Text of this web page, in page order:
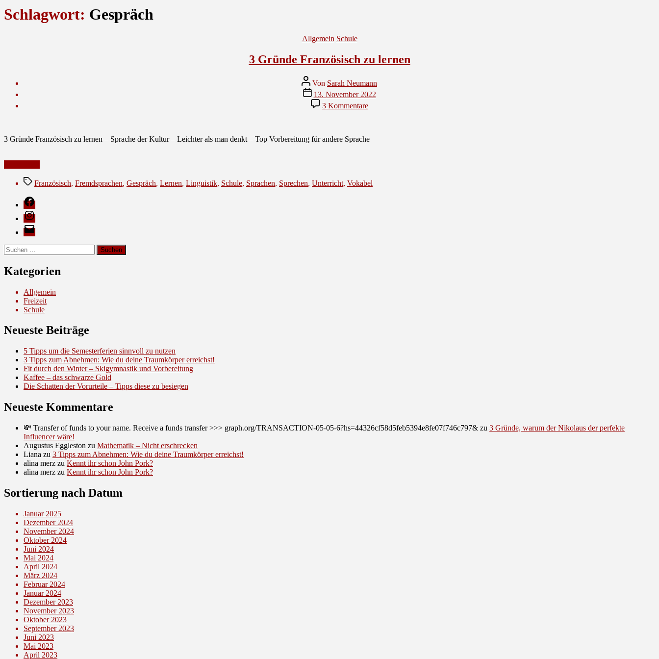
Schlagwort: Gespräch
Kategorien
Allgemein Schule
3 Gründe Französisch zu lernen
Beitragsautor
Von Sarah Neumann
Veröffentlichungsdatum
13. November 2022
3 Kommentarezu
3
zu
3 Gründe Französisch zu lernen – Sprache der Kultur – Leichter als man denkt – Top Vorbereitung für andere Sprache
Schlagwörter
Französisch, Fremdsprachen, Gespräch, Lernen, Linguistik, Schule, Sprachen, Sprechen, Unterricht, Vokabel
Facebook
Instagram
E-
Mail
Suche
nach:
Kategorien
Allgemein
Freizeit
Schule
Neueste Beiträge
5 Tipps um die Semesterferien sinnvoll zu nutzen
3 Tipps zum Abnehmen: Wie du deine Traumkörper erreichst!
Fit durch den Winter – Skigymnastik und Vorbereitung
Kaffee – das schwarze Gold
Die Schatten der Vorurteile – Tipps diese zu besiegen
Neueste Kommentare
💸 Transfer of funds to your name. Receive a funds transfer >>> graph.org/TRANSACTION-05-05-6?hs=44326cf58d5feb5394e8fe07f746c797& zu 3 Gründe, warum der Nikolaus der perfekte
Influencer wäre!
Augustus Eggleston zu Mathematik – Nicht erschrecken
Liana zu 3 Tipps zum Abnehmen: Wie du deine Traumkörper erreichst!
alina merz zu Kennt ihr schon John Pork?
alina merz zu Kennt ihr schon John Pork?
Sortierung nach Datum
Januar 2025
Dezember 2024
November 2024
Oktober 2024
Juni 2024
Mai 2024
April 2024
März 2024
Februar 2024
Januar 2024
Dezember 2023
November 2023
Oktober 2023
September 2023
Juni 2023
Mai 2023
April 2023